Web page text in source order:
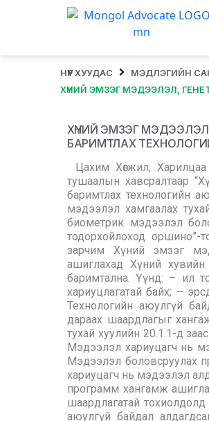
НҮҮР ХУУДАС
МЭДЛЭГИЙН
ХҮНИЙ ЭМЗЭГ МЭДЭЭЛЭЛ,
ХҮНИЙ ЭМЗЭГ
БАРИМТЛАХ
Цахим Хөгжил,
тушаалын хавсралтаар
баримтлах технологийн
мэдээлэл хамгаалах
биометрик мэдээлэл
тодорхойлоход оршино”-
зарчим Хүний эмзэг
ашиглахад Хүний
баримтална. Үүнд: – ил
хариуцлагатай байх; –
Технологийн аюулгүй
дараах шаардлагыг
тухай хуулийн 20.1.1-д
Мэдээлэл хариуцагч нь
Мэдээлэл боловсруулах
хариуцагч нь мэдээлэл
программ хангамж
шаардлагатай
аюулгүй байдал